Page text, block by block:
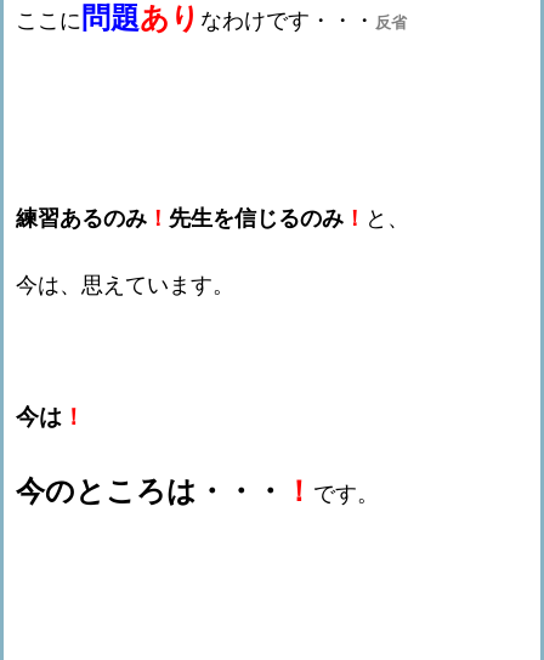
ここに 問題あり なわけです・・・ 反省
練習あるのみ ！ 先生を信じるのみ ！ と、
今は、思えています。
今は ！
今のところは・・・ ！ です。